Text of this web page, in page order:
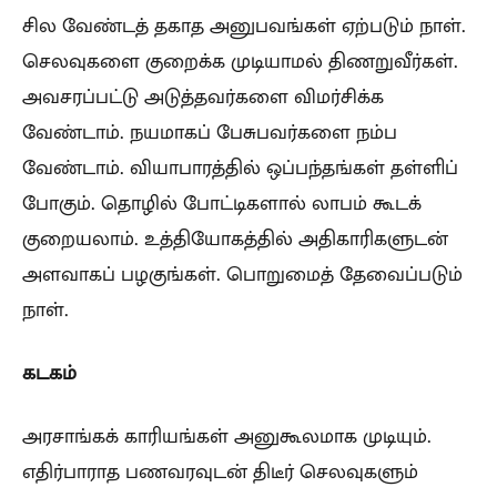
சில வேண்டத் தகாத அனுபவங்கள் ஏற்படும் நாள்.
செலவுகளை குறைக்க முடியாமல் திணறுவீர்கள்.
அவசரப்பட்டு அடுத்தவர்களை விமர்சிக்க
வேண்டாம். நயமாகப் பேசுபவர்களை நம்ப
வேண்டாம். வியாபாரத்தில் ஒப்பந்தங்கள் தள்ளிப்
போகும்‌. தொழில் போட்டிகளால் லாபம் கூடக்
குறையலாம். உத்தியோகத்தில் அதிகாரிகளுடன்
அளவாகப் பழகுங்கள். பொறுமைத் தேவைப்படும்
நாள்.
கடகம்
அரசாங்கக் காரியங்கள் அனுகூலமாக முடியும்.
எதிர்பாராத பணவரவுடன் திடீர் செலவுகளும்